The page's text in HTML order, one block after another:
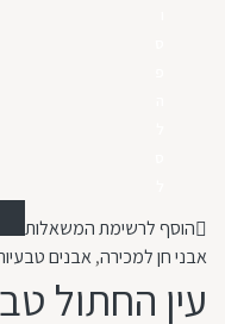
הוסף לרשימת המשאלות
אבני חן למכירה,אבנים